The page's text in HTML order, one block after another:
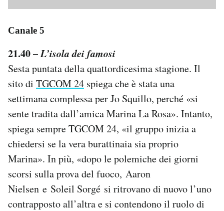
Canale 5
21.40 –L’isola dei famosi
Sesta puntata della quattordicesima stagione. Il
sito di TGCOM 24 spiega che è stata una
settimana complessa per Jo Squillo, perché «si
sente tradita dall’amica Marina La Rosa». Intanto,
spiega sempre TGCOM 24, «il gruppo inizia a
chiedersi se la vera burattinaia sia proprio
Marina». In più, «dopo le polemiche dei giorni
scorsi sulla prova del fuoco, Aaron
Nielsen e Soleil Sorgé si ritrovano di nuovo l’uno
contrapposto all’altra e si contendono il ruolo di